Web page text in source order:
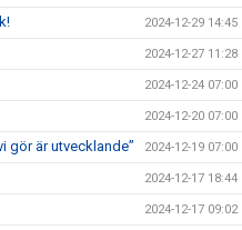
2024-12-29 14:45
2024-12-27 11:28
2024-12-24 07:00
2024-12-20 07:00
gör är utvecklande” 2024-12-19 07:00
2024-12-17 18:44
2024-12-17 09:02